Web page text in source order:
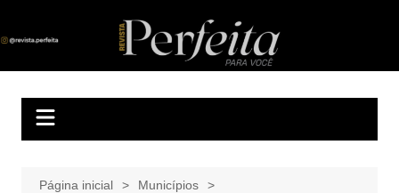
Revista Perfeita
A melhor revista eletrônica do interior de Sergipe
Página inicial
Municípios